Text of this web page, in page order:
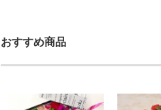
おすすめ商品